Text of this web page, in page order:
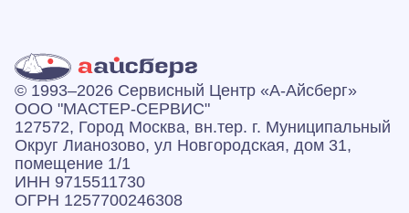
© 1993–2026 Сервисный Центр «А‑Айсберг»
ООО "МАСТЕР-СЕРВИС"
127572, Город Москва, вн.тер. г. Муниципальный
Округ Лианозово, ул Новгородская, дом 31,
помещение 1/1
ИНН 9715511730
ОГРН 1257700246308